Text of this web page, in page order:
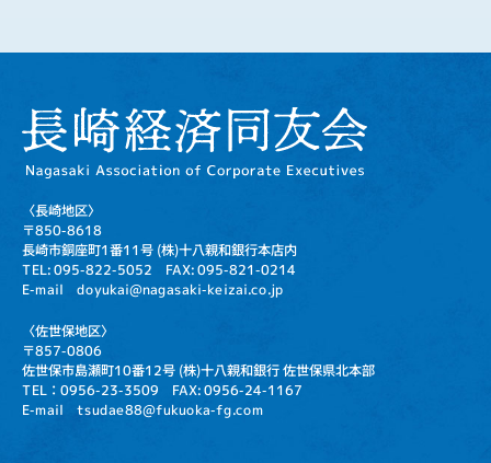
〈長崎地区〉
〒850-8618
長崎市銅座町1番11号 (株)十八親和銀行本店内
TEL: 095-822-5052 FAX: 095-821-0214
E-mail doyukai@nagasaki-keizai.co.jp
〈佐世保地区〉
〒857-0806
佐世保市島瀬町10番12号 (株)十八親和銀行 佐世保県北本部
TEL：0956-23-3509 FAX: 0956-24-1167
E-mail tsudae88@fukuoka-fg.com